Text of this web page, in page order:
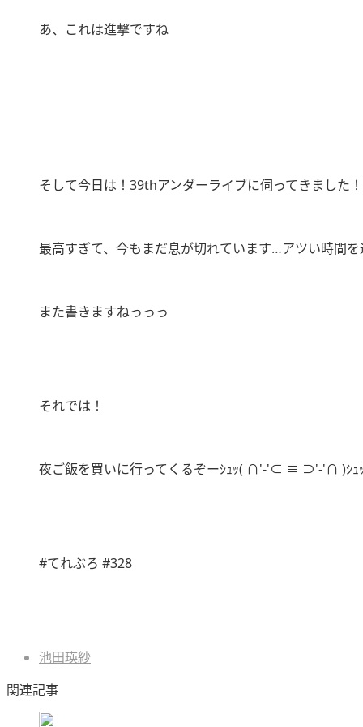
あ、これは進撃ですね
そして今日は！39thアンダーライブに伺ってきました！
最高すぎて、今もまだ息が切れています…アツい時間
また書きますねっっっ
それでは！
夜ご飯を買いに行ってくるぞーｼｭｯ( ∩'-'⊂ ≡ ⊃'-'∩ )ｼｭ
#てれぶろ #328
池田瑛紗
関連記事